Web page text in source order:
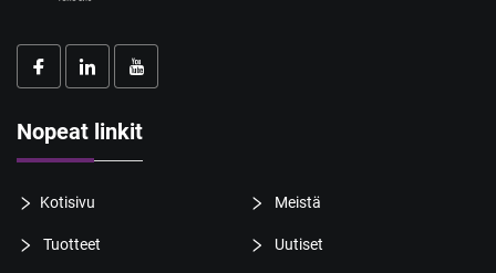
Nopeat linkit
Kotisivu Meistä
Tuotteet Uutiset